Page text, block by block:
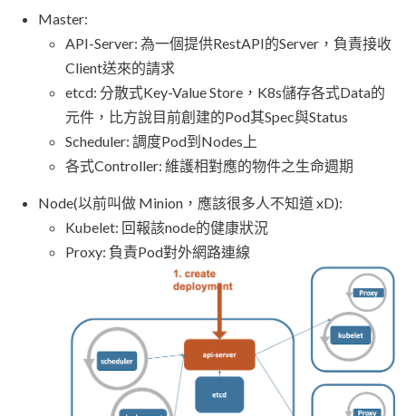
Master:
API-Server: 為一個提供RestAPI的Server，負責接收
Client送來的請求
etcd: 分散式Key-Value Store，K8s儲存各式Data的
元件，比方說目前創建的Pod其Spec與Status
Scheduler: 調度Pod到Nodes上
各式Controller: 維護相對應的物件之生命週期
Node(以前叫做 Minion，應該很多人不知道 xD):
Kubelet: 回報該node的健康狀況
Proxy: 負責Pod對外網路連線